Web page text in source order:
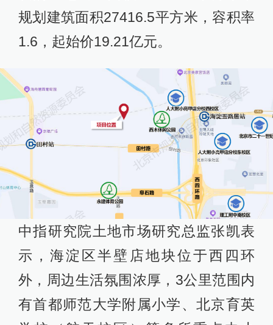
规划建筑面积27416.5平方米，容积率
1.6，起始价19.21亿元。
中指研究院土地市场研究总监张凯表
示，海淀区半壁店地块位于西四环
外，周边生活氛围浓厚，3公里范围内
有首都师范大学附属小学、北京育英